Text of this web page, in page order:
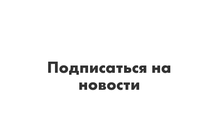
Подписаться на
новости